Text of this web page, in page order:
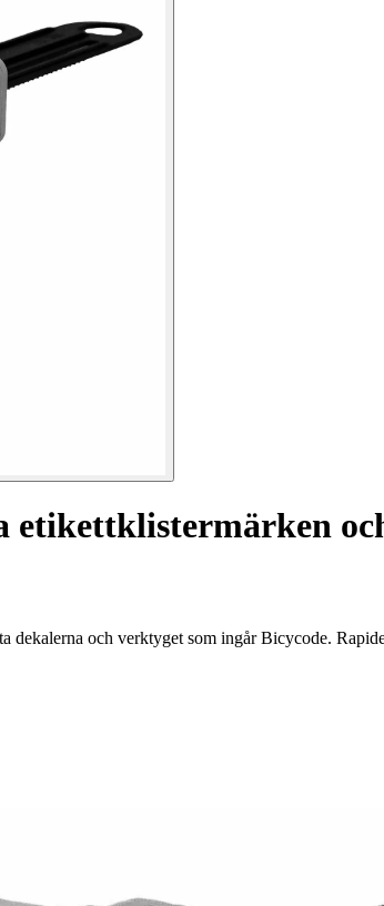
etikettklistermärken
dekalerna och verktyget som ingår Bicycode.